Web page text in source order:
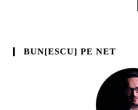
BUN[ESCU] PE NET